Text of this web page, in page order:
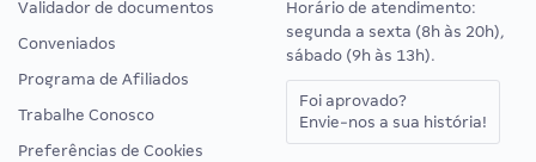
Validador de documentos
Conveniados
Programa de Afiliados
Trabalhe Conosco
Preferências de Cookies
Horário de atendimento:
segunda a sexta (8h às 20h),
sábado (9h às 13h).
Foi aprovado?
Envie-nos a sua história!